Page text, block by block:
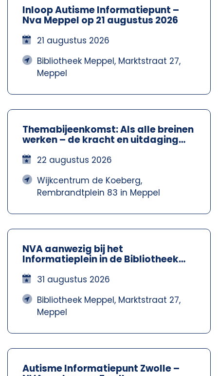
Inloop Autisme Informatiepunt –
Nva Meppel op 21 augustus 2026
21 augustus 2026
Bibliotheek Meppel, Marktstraat 27,
Meppel
Themabijeenkomst: Als alle breinen
werken – de kracht en uitdaging
Steenwijkerland-Meppel
22 augustus 2026
Wijkcentrum de Koeberg,
Rembrandtplein 83 in Meppel
NVA aanwezig bij het
Informatieplein in de Bibliotheek
Meppel
31 augustus 2026
Bibliotheek Meppel, Marktstraat 27,
Meppel
Autisme Informatiepunt Zwolle –